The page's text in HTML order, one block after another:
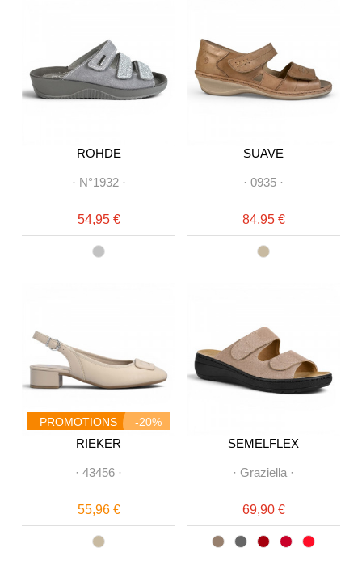
ROHDE
· N°1932·
54,95 €
SUAVE
· 0935 ·
84,95 €
PROMOTIONS -20%
RIEKER
· 43456 ·
55,96 €
SEMELFLEX
· Graziella ·
69,90 €